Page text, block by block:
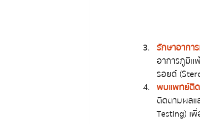
รักษาอากา
อาการภูมิแ
รอยด์
พบแพทย์ติ
ติดตามผลแ
Testing) เ